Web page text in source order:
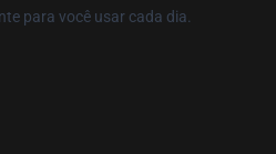
para você usar cada dia.